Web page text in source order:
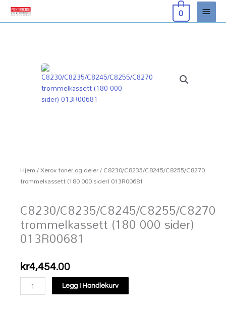
Hopp
rett
til
0
Hjem/Xerox toner og deler/ C8230/C8235/C8245/C8255/C8270
trommelkassett (180 000 sider) 013R00681
C8230/C8235/C8245/C8255/C8270
trommelkassett (180 000 sider)
013R00681
kr4,454.00
C8230/C8235/C8245/C8255/C8270
trommelkassett
Legg I Handlekurv